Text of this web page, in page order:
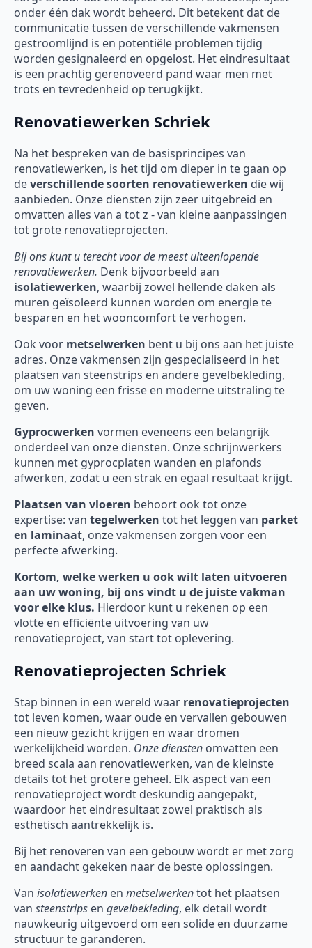
onder één dak wordt beheerd. Dit betekent dat de
communicatie tussen de verschillende vakmensen
gestroomlijnd is en potentiële problemen tijdig
worden gesignaleerd en opgelost. Het eindresultaat
is een prachtig gerenoveerd pand waar men met
trots en tevredenheid op terugkijkt.
Renovatiewerken Schriek
Na het bespreken van de basisprincipes van
renovatiewerken, is het tijd om dieper in te gaan op
deverschillende soorten renovatiewerken die wij
aanbieden. Onze diensten zijn zeer uitgebreid en
omvatten alles van a tot z - van kleine aanpassingen
tot grote renovatieprojecten.
Bij ons kunt u terecht voor de meest uiteenlopende
renovatiewerken. Denk bijvoorbeeld aan
isolatiewerken, waarbij zowel hellende daken als
muren geïsoleerd kunnen worden om energie te
besparen en het wooncomfort te verhogen.
Ook voor metselwerken bent u bij ons aan het juiste
adres. Onze vakmensen zijn gespecialiseerd in het
plaatsen van steenstrips en andere gevelbekleding,
om uw woning een frisse en moderne uitstraling te
geven.
Gyprocwerken vormen eveneens een belangrijk
onderdeel van onze diensten. Onze schrijnwerkers
kunnen met gyprocplaten wanden en plafonds
afwerken, zodat u een strak en egaal resultaat krijgt.
Plaatsen van vloeren behoort ook tot onze
expertise: van tegelwerken tot het leggen van parket
en laminaat, onze vakmensen zorgen voor een
perfecte afwerking.
Kortom, welke werken u ook wilt laten uitvoeren
aan uw woning, bij ons vindt u de juiste vakman
voor elke klus. Hierdoor kunt u rekenen op een
vlotte en efficiënte uitvoering van uw
renovatieproject, van start tot oplevering.
Renovatieprojecten Schriek
Stap binnen in een wereld waar renovatieprojecten
tot leven komen, waar oude en vervallen gebouwen
een nieuw gezicht krijgen en waar dromen
werkelijkheid worden. Onze diensten omvatten een
breed scala aan renovatiewerken, van de kleinste
details tot het grotere geheel. Elk aspect van een
renovatieproject wordt deskundig aangepakt,
waardoor het eindresultaat zowel praktisch als
esthetisch aantrekkelijk is.
Bij het renoveren van een gebouw wordt er met zorg
en aandacht gekeken naar de beste oplossingen.
Van isolatiewerken en metselwerkentot het plaatsen
van steenstrips en gevelbekleding, elk detail wordt
nauwkeurig uitgevoerd om een solide en duurzame
structuur te garanderen.